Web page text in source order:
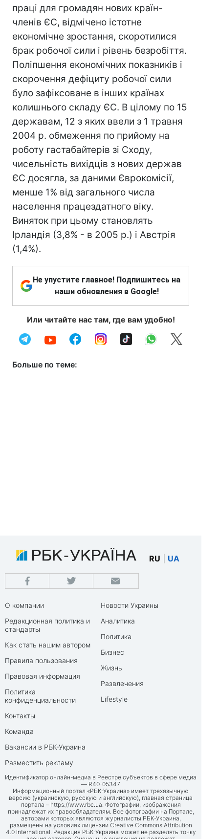
праці для громадян нових країн-
членів ЄС, відмічено істотне
економічне зростання, скоротилися
брак робочої сили і рівень безробіття.
Поліпшення економічних показників і
скорочення дефіциту робочої сили
було зафіксоване в інших країнах
колишнього складу ЄС. В цілому по 15
державам, 12 з яких ввели з 1 травня
2004 р. обмеження по прийому на
роботу гастабайтерів зі Сходу,
чисельність вихідців з нових держав
ЄС досягла, за даними Єврокомісії,
менше 1% від загального числа
населення працездатного віку.
Виняток при цьому становлять
Ірландія (3,8% - в 2005 р.) і Австрія
(1,4%).
Не упустите главное! Подпишитесь на
наши обновления в Google!
Или читайте нас там, где вам удобно!
Больше по теме:
RU UA
О компании
Редакционная политика и
стандарты
Как стать нашим автором
Правила пользования
Правовая информация
Политика
конфиденциальности
Контакты
Команда
Вакансии в РБК-Украина
Разместить рекламу
Новости Украины
Аналитика
Политика
Бизнес
Жизнь
Развлечения
Lifestyle
Идентификатор онлайн-медиа в Реестре субъектов в сфере медиа
— R40-05347
Информационный портал «РБК-Украина» имеет трехязычную
версию (украинскую, русскую и английскую), главная страница
портала – https://www.rbc.ua. Фотографии, изображения
принадлежат их правообладателям. Все фотографии на Портале,
авторами которых являются журналисты РБК-Украина,
размещены на условиях лицензии Creative Commons Attribution
4.0 International. Редакция РБК-Украина может не разделять точку